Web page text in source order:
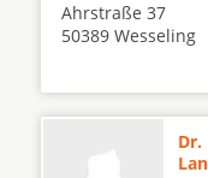
Ahrstraße 37
50389 Wesseling
Dr.